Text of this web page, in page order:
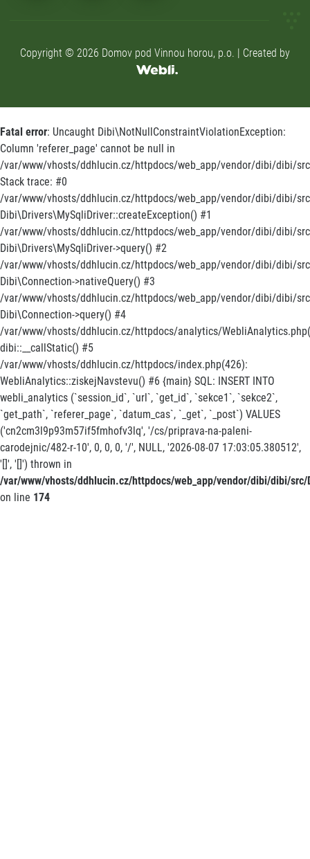
Copyright © 2026 Domov pod Vinnou horou, p.o. | Created by
Fatal error: Uncaught Dibi\NotNullConstraintViolationException:
Column 'referer_page' cannot be null in
/var/www/vhosts/ddhlucin.cz/httpdocs/web_app/vendor/dibi/dibi/
Stack trace: #0
/var/www/vhosts/ddhlucin.cz/httpdocs/web_app/vendor/dibi/dibi/
Dibi\Drivers\MySqliDriver::createException() #1
/var/www/vhosts/ddhlucin.cz/httpdocs/web_app/vendor/dibi/dibi/
Dibi\Drivers\MySqliDriver->query() #2
/var/www/vhosts/ddhlucin.cz/httpdocs/web_app/vendor/dibi/dibi/
Dibi\Connection->nativeQuery() #3
/var/www/vhosts/ddhlucin.cz/httpdocs/web_app/vendor/dibi/dibi/
Dibi\Connection->query() #4
/var/www/vhosts/ddhlucin.cz/httpdocs/analytics/
dibi::__callStatic() #5
/var/www/vhosts/ddhlucin.cz/httpdocs/index.php(426):
WebliAnalytics::ziskejNavstevu() #6 {main} SQL: INSERT INTO
webli_analytics (`session_id`, `url`, `get_id`, `sekce1`, `sekce2`,
`get_path`, `referer_page`, `datum_cas`, `_get`, `_post`) VALUES
('cn2cm3l9p93m57if5fmhofv3lq', '/cs/priprava-na-paleni-
carodejnic/482-r-10', 0, 0, 0, '/', NULL, '2026-08-07 17:03:05.380512',
'[]', '[]') thrown in
/var/www/vhosts/ddhlucin.cz/httpdocs/web_app/vendor/dibi/dibi/
on line 174